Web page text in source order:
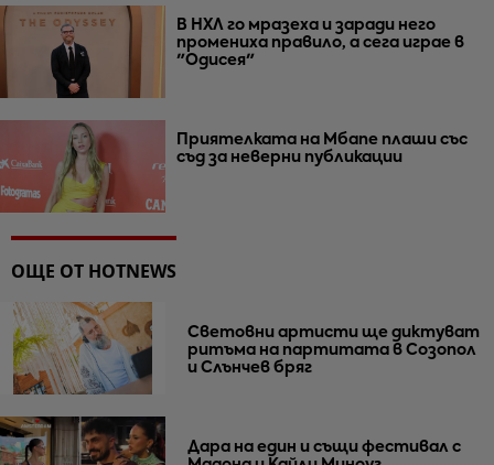
В НХЛ го мразеха и заради него
промениха правило, а сега играе в
"Одисея"
Приятелката на Мбапе плаши със
съд за неверни публикации
ОЩЕ ОТ HOTNEWS
Световни артисти ще диктуват
ритъма на партитата в Созопол
и Слънчев бряг
Дара на един и същи фестивал с